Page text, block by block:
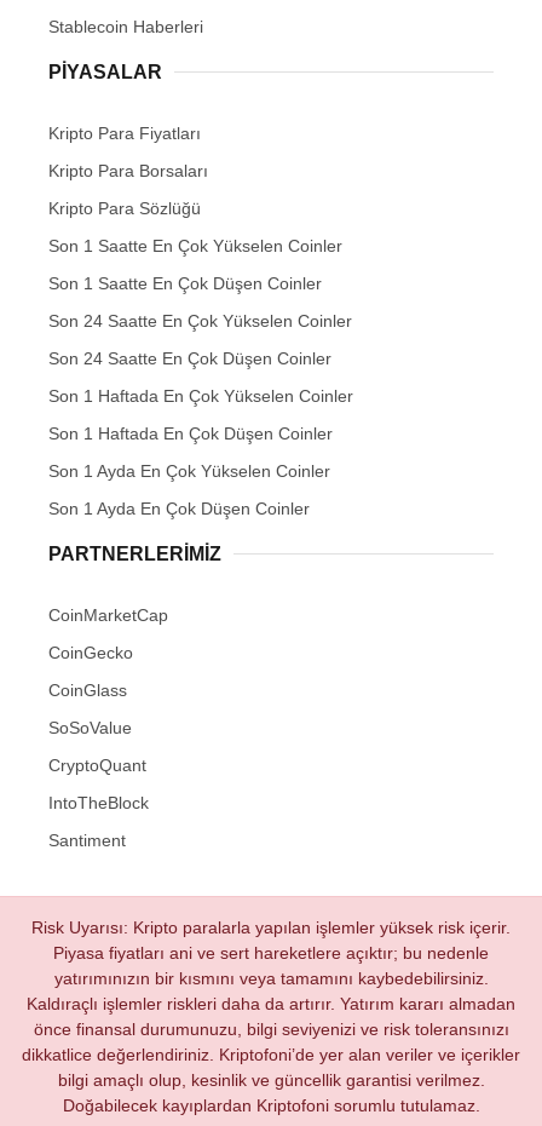
Stablecoin Haberleri
PIYASALAR
Kripto Para Fiyatları
Kripto Para Borsaları
Kripto Para Sözlüğü
Son 1 Saatte En Çok Yükselen Coinler
Son 1 Saatte En Çok Düşen Coinler
Son 24 Saatte En Çok Yükselen Coinler
Son 24 Saatte En Çok Düşen Coinler
Son 1 Haftada En Çok Yükselen Coinler
Son 1 Haftada En Çok Düşen Coinler
Son 1 Ayda En Çok Yükselen Coinler
Son 1 Ayda En Çok Düşen Coinler
PARTNERLERIMIZ
CoinMarketCap
CoinGecko
CoinGlass
SoSoValue
CryptoQuant
IntoTheBlock
Santiment
Risk Uyarısı: Kripto paralarla yapılan işlemler yüksek risk içerir.
Piyasa fiyatları ani ve sert hareketlere açıktır; bu nedenle
yatırımınızın bir kısmını veya tamamını kaybedebilirsiniz.
Kaldıraçlı işlemler riskleri daha da artırır. Yatırım kararı almadan
önce finansal durumunuzu, bilgi seviyenizi ve risk toleransınızı
dikkatlice değerlendiriniz. Kriptofoni’de yer alan veriler ve içerikler
bilgi amaçlı olup, kesinlik ve güncellik garantisi verilmez.
Doğabilecek kayıplardan Kriptofoni sorumlu tutulamaz.